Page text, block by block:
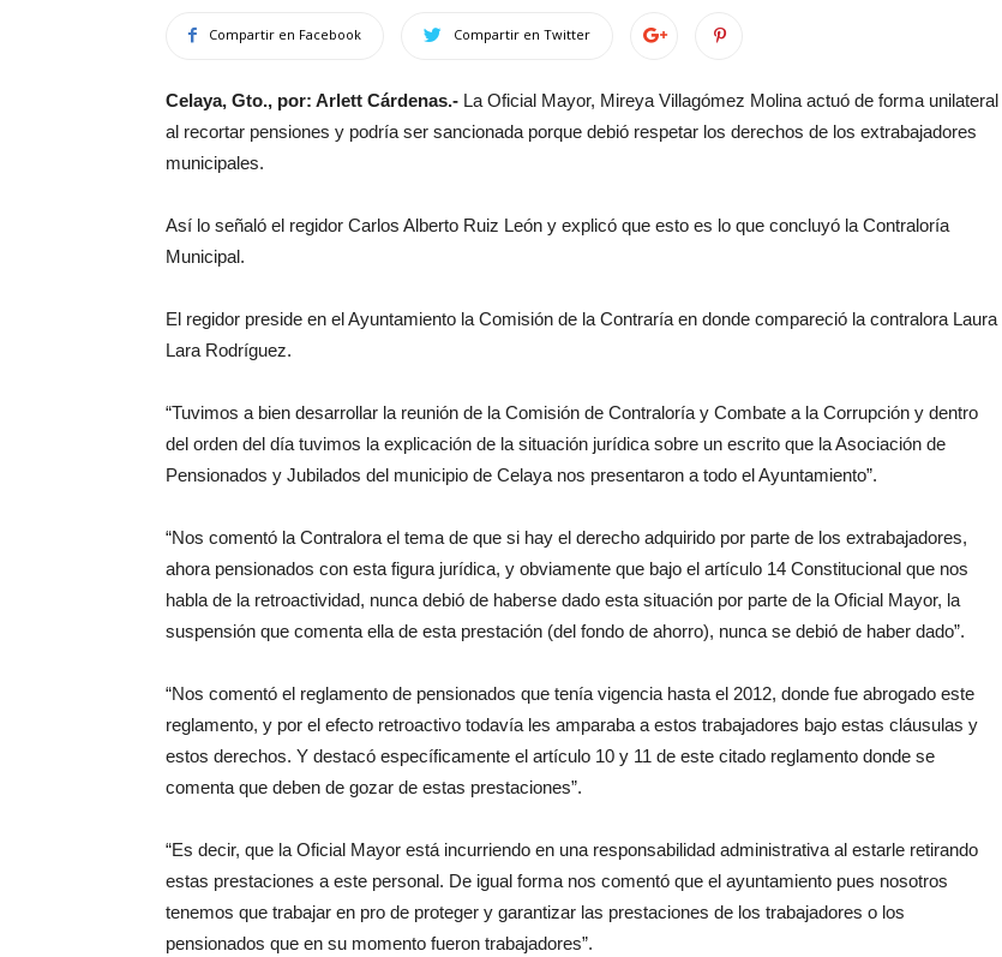
Compartir en Facebook Compartir en Twitter
Celaya, Gto., por: Arlett Cárdenas.- La Oficial Mayor, Mireya Villagómez Molina actuó de forma unilateral
al recortar pensiones y podría ser sancionada porque debió respetar los derechos de los extrabajadores
municipales.
Así lo señaló el regidor Carlos Alberto Ruiz León y explicó que esto es lo que concluyó la Contraloría
Municipal.
El regidor preside en el Ayuntamiento la Comisión de la Contraría en donde compareció la contralora Laura
Lara Rodríguez.
“Tuvimos a bien desarrollar la reunión de la Comisión de Contraloría y Combate a la Corrupción y dentro
del orden del día tuvimos la explicación de la situación jurídica sobre un escrito que la Asociación de
Pensionados y Jubilados del municipio de Celaya nos presentaron a todo el Ayuntamiento”.
“Nos comentó la Contralora el tema de que si hay el derecho adquirido por parte de los extrabajadores,
ahora pensionados con esta figura jurídica, y obviamente que bajo el artículo 14 Constitucional que nos
habla de la retroactividad, nunca debió de haberse dado esta situación por parte de la Oficial Mayor, la
suspensión que comenta ella de esta prestación (del fondo de ahorro), nunca se debió de haber dado”.
“Nos comentó el reglamento de pensionados que tenía vigencia hasta el 2012, donde fue abrogado este
reglamento, y por el efecto retroactivo todavía les amparaba a estos trabajadores bajo estas cláusulas y
estos derechos. Y destacó específicamente el artículo 10 y 11 de este citado reglamento donde se
comenta que deben de gozar de estas prestaciones”.
“Es decir, que la Oficial Mayor está incurriendo en una responsabilidad administrativa al estarle retirando
estas prestaciones a este personal. De igual forma nos comentó que el ayuntamiento pues nosotros
tenemos que trabajar en pro de proteger y garantizar las prestaciones de los trabajadores o los
pensionados que en su momento fueron trabajadores”.